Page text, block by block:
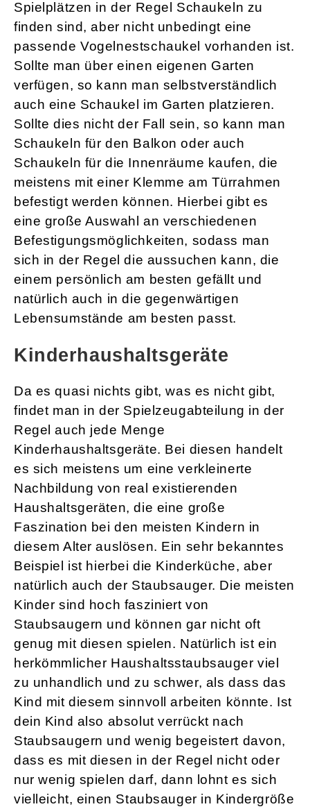
Spielplätzen in der Regel Schaukeln zu
finden sind, aber nicht unbedingt eine
passende Vogelnestschaukel vorhanden ist.
Sollte man über einen eigenen Garten
verfügen, so kann man selbstverständlich
auch eine Schaukel im Garten platzieren.
Sollte dies nicht der Fall sein, so kann man
Schaukeln für den Balkon oder auch
Schaukeln für die Innenräume kaufen, die
meistens mit einer Klemme am Türrahmen
befestigt werden können. Hierbei gibt es
eine große Auswahl an verschiedenen
Befestigungsmöglichkeiten, sodass man
sich in der Regel die aussuchen kann, die
einem persönlich am besten gefällt und
natürlich auch in die gegenwärtigen
Lebensumstände am besten passt.
Kinderhaushaltsgeräte
Da es quasi nichts gibt, was es nicht gibt,
findet man in der Spielzeugabteilung in der
Regel auch jede Menge
Kinderhaushaltsgeräte. Bei diesen handelt
es sich meistens um eine verkleinerte
Nachbildung von real existierenden
Haushaltsgeräten, die eine große
Faszination bei den meisten Kindern in
diesem Alter auslösen. Ein sehr bekanntes
Beispiel ist hierbei die Kinderküche, aber
natürlich auch der Staubsauger. Die meisten
Kinder sind hoch fasziniert von
Staubsaugern und können gar nicht oft
genug mit diesen spielen. Natürlich ist ein
herkömmlicher Haushaltsstaubsauger viel
zu unhandlich und zu schwer, als dass das
Kind mit diesem sinnvoll arbeiten könnte. Ist
dein Kind also absolut verrückt nach
Staubsaugern und wenig begeistert davon,
dass es mit diesen in der Regel nicht oder
nur wenig spielen darf, dann lohnt es sich
vielleicht, einen Staubsauger in Kindergröße